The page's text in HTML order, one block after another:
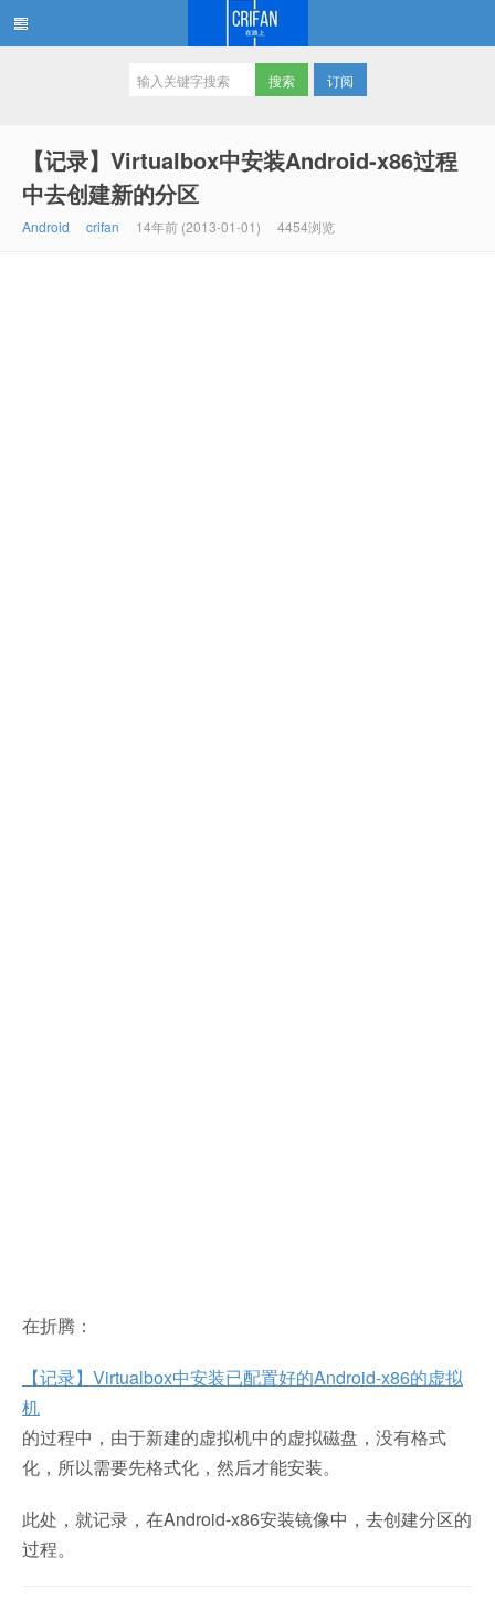
订阅
【记录】Virtualbox中安装Android-x86过程
中去创建新的分区
Android crifan 14年前 (2013-01-01) 4454浏览
在折腾：
【记录】Virtualbox中安装已配置好的Android-x86的虚拟
机
的过程中，由于新建的虚拟机中的虚拟磁盘，没有格式
化，所以需要先格式化，然后才能安装。
此处，就记录，在Android-x86安装镜像中，去创建分区的
过程。